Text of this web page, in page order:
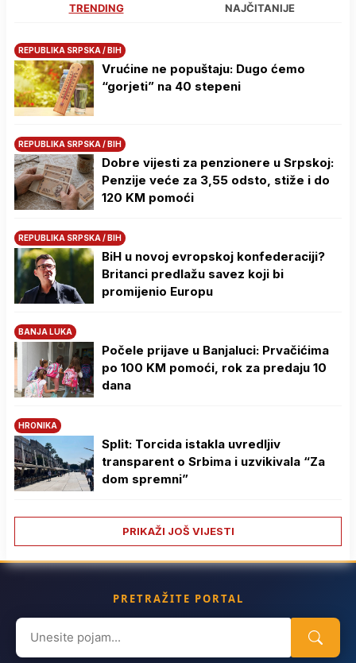
TRENDING NAJČITANIJE
REPUBLIKA SRPSKA / BIH
Vrućine ne popuštaju: Dugo ćemo
“gorjeti” na 40 stepeni
REPUBLIKA SRPSKA / BIH
Dobre vijesti za penzionere u Srpskoj:
Penzije veće za 3,55 odsto, stiže i do
120 KM pomoći
REPUBLIKA SRPSKA / BIH
BiH u novoj evropskoj konfederaciji?
Britanci predlažu savez koji bi
promijenio Europu
BANJA LUKA
Počele prijave u Banjaluci: Prvačićima
po 100 KM pomoći, rok za predaju 10
dana
HRONIKA
Split: Torcida istakla uvredljiv
transparent o Srbima i uzvikivala “Za
dom spremni”
PRIKAŽI JOŠ VIJESTI
PRETRAŽITE PORTAL
Search
for: